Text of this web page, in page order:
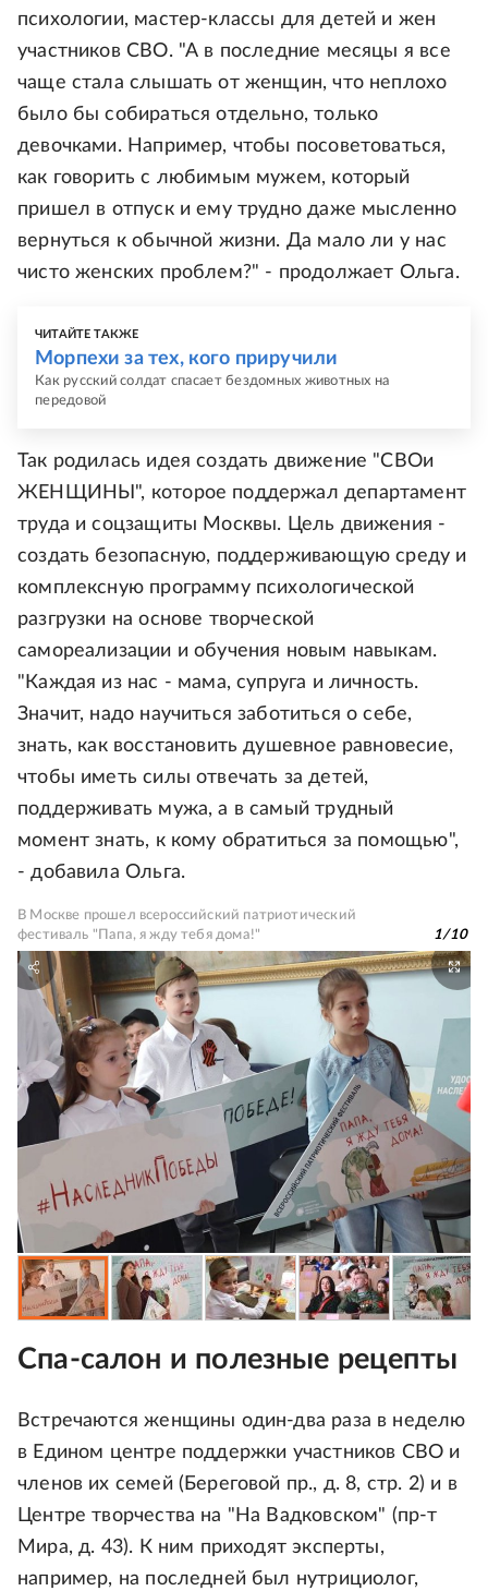
психологии, мастер-классы для детей и жен
участников СВО. "А в последние месяцы я все
чаще стала слышать от женщин, что неплохо
было бы собираться отдельно, только
девочками. Например, чтобы посоветоваться,
как говорить с любимым мужем, который
пришел в отпуск и ему трудно даже мысленно
вернуться к обычной жизни. Да мало ли у нас
чисто женских проблем?" - продолжает Ольга.
ЧИТАЙТЕ ТАКЖЕ
Морпехи за тех, кого приручили
Как русский солдат спасает бездомных животных на
передовой
Так родилась идея создать движение "СВОи
ЖЕНЩИНЫ", которое поддержал департамент
труда и соцзащиты Москвы. Цель движения -
создать безопасную, поддерживающую среду и
комплексную программу психологической
разгрузки на основе творческой
самореализации и обучения новым навыкам.
"Каждая из нас - мама, супруга и личность.
Значит, надо научиться заботиться о себе,
знать, как восстановить душевное равновесие,
чтобы иметь силы отвечать за детей,
поддерживать мужа, а в самый трудный
момент знать, к кому обратиться за помощью",
- добавила Ольга.
В Москве прошел всероссийский патриотический
фестиваль "Папа, я жду тебя дома!"
1/10
Спа-салон и полезные рецепты
Встречаются женщины один-два раза в неделю
в Едином центре поддержки участников СВО и
членов их семей (Береговой пр., д. 8, стр. 2) и в
Центре творчества на "На Вадковском" (пр-т
Мира, д. 43). К ним приходят эксперты,
например, на последней был нутрициолог,